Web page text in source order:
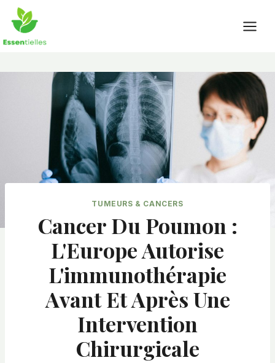
Skip
content
TUMEURS & CANCERS
Cancer Du Poumon :
L'Europe Autorise
L'immunothérapie
Avant Et Après Une
Intervention
Chirurgicale